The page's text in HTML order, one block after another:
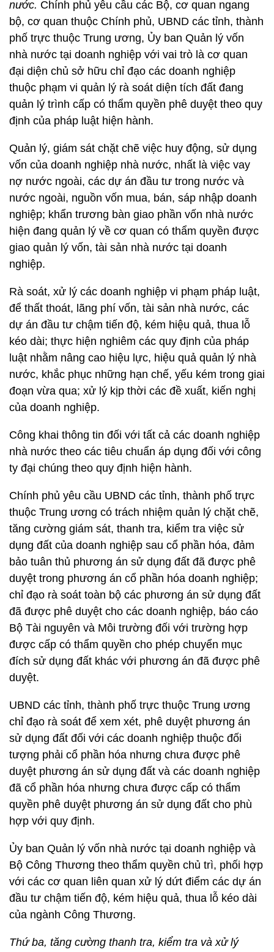
nước. Chính phủ yêu cầu các Bộ, cơ quan ngang
bộ, cơ quan thuộc Chính phủ, UBND các tỉnh, thành
phố trực thuộc Trung ương, Ủy ban Quản lý vốn
nhà nước tại doanh nghiệp với vai trò là cơ quan
đại diện chủ sở hữu chỉ đạo các doanh nghiệp
thuộc phạm vi quản lý rà soát diện tích đất đang
quản lý trình cấp có thẩm quyền phê duyệt theo quy
định của pháp luật hiện hành.
Quản lý, giám sát chặt chẽ việc huy động, sử dụng
vốn của doanh nghiệp nhà nước, nhất là việc vay
nợ nước ngoài, các dự án đầu tư trong nước và
nước ngoài, nguồn vốn mua, bán, sáp nhập doanh
nghiệp; khẩn trương bàn giao phần vốn nhà nước
hiện đang quản lý về cơ quan có thẩm quyền được
giao quản lý vốn, tài sản nhà nước tại doanh
nghiệp.
Rà soát, xử lý các doanh nghiệp vi phạm pháp luật,
để thất thoát, lãng phí vốn, tài sản nhà nước, các
dự án đầu tư chậm tiến độ, kém hiệu quả, thua lỗ
kéo dài; thực hiện nghiêm các quy định của pháp
luật nhằm nâng cao hiệu lực, hiệu quả quản lý nhà
nước, khắc phục những hạn chế, yếu kém trong giai
đoạn vừa qua; xử lý kịp thời các đề xuất, kiến nghị
của doanh nghiệp.
Công khai thông tin đối với tất cả các doanh nghiệp
nhà nước theo các tiêu chuẩn áp dụng đối với công
ty đại chúng theo quy định hiện hành.
Chính phủ yêu cầu UBND các tỉnh, thành phố trực
thuộc Trung ương có trách nhiệm quản lý chặt chẽ,
tăng cường giám sát, thanh tra, kiểm tra việc sử
dụng đất của doanh nghiệp sau cổ phần hóa, đảm
bảo tuân thủ phương án sử dụng đất đã được phê
duyệt trong phương án cổ phần hóa doanh nghiệp;
chỉ đạo rà soát toàn bộ các phương án sử dụng đất
đã được phê duyệt cho các doanh nghiệp, báo cáo
Bộ Tài nguyên và Môi trường đối với trường hợp
được cấp có thẩm quyền cho phép chuyển mục
đích sử dụng đất khác với phương án đã được phê
duyệt.
UBND các tỉnh, thành phố trực thuộc Trung ương
chỉ đạo rà soát để xem xét, phê duyệt phương án
sử dụng đất đối với các doanh nghiệp thuộc đối
tượng phải cổ phần hóa nhưng chưa được phê
duyệt phương án sử dụng đất và các doanh nghiệp
đã cổ phần hóa nhưng chưa được cấp có thẩm
quyền phê duyệt phương án sử dụng đất cho phù
hợp với quy định.
Ủy ban Quản lý vốn nhà nước tại doanh nghiệp và
Bộ Công Thương theo thẩm quyền chủ trì, phối hợp
với các cơ quan liên quan xử lý dứt điểm các dự án
đầu tư chậm tiến độ, kém hiệu quả, thua lỗ kéo dài
của ngành Công Thương.
Thứ ba, tăng cường thanh tra, kiểm tra và xử lý